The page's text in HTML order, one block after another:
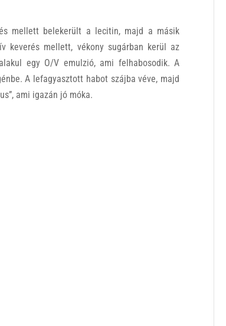
mellett belekerült a lecitin, majd a másik
keverés mellett, vékony sugárban kerül az
egy O/V emulzió, ami felhabosodik. A
A lefagyasztott habot szájba véve, majd
ami igazán jó móka.